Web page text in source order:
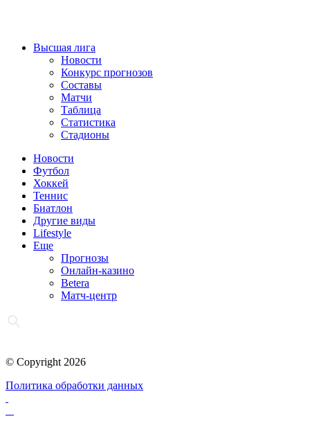
Высшая лига
Новости
Конкурс прогнозов
Составы
Матчи
Таблица
Статистика
Стадионы
Новости
Футбол
Хоккей
Теннис
Биатлон
Другие виды
Lifestyle
Еще
Прогнозы
Онлайн-казино
Betera
Матч-центр
© Copyright 2026
Политика обработки данных